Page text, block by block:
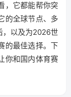
，它都能帮你突
的全球节点、多
，以及为2026世
的最佳选择。下
你和国内体育赛